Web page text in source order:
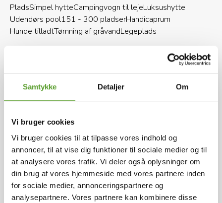
Samtykke Detaljer Om
Vi bruger cookies
Vi bruger cookies til at tilpasse vores indhold og
annoncer, til at vise dig funktioner til sociale medier og til
at analysere vores trafik. Vi deler også oplysninger om
din brug af vores hjemmeside med vores partnere inden
for sociale medier, annonceringspartnere og
analysepartnere. Vores partnere kan kombinere disse
På Hjarbæk Fjord Camping er
der plads til alle:
Tag plads på en af vores mange skønne
over fjorden og bliv beriget med mangefarvede
solnedgange.
Find en plads med læ i både sol
og skygge - tæt på andre eller helt for dig selv
Placér dig tæt på legeplads og opvarmet
swimmingpool og se børnene lege fra vognen
eller teltet.
Overnat i vores campinghytter eller
PladsSimpel hytteCampingvogn til lejeLuksushytte
Udendørs pool151 - 300 pladserHandicaprum
Hunde tilladtTømning af gråvandLegeplads
Se præsentationsvideo
For at kunne afspille videoer direkte her på siden,
skal du acceptere marketing-cookies.
Du kanændre dit cookie-samtykke her
Afspil i stedet videoen på YouTube